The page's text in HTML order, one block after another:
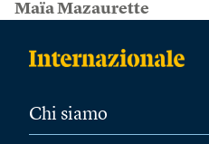
Maïa Mazaurette
Chi siamo